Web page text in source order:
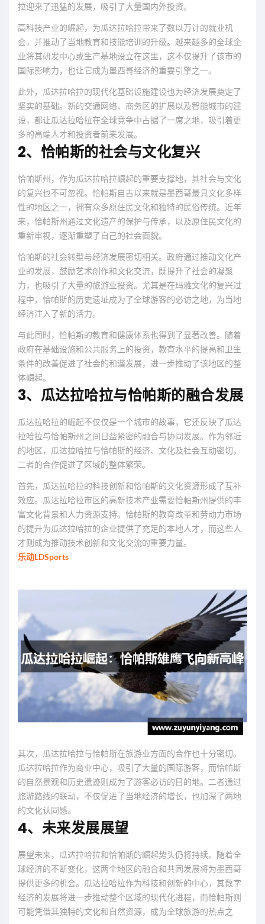
拉迎来了迅猛的发展，吸引了大量国内外投资。
高科技产业的崛起，为瓜达拉哈拉带来了数以万计的就业机
会，并推动了当地教育和技能培训的升级。越来越多的全球企
业将其研发中心或生产基地设立在这里，这不仅提升了该市的
国际影响力，也让它成为墨西哥经济的重要引擎之一。
此外，瓜达拉哈拉的现代化基础设施建设也为经济发展奠定了
坚实的基础。新的交通网络、商务区的扩展以及智能城市的建
设，都让瓜达拉哈拉在全球竞争中占据了一席之地，吸引着更
多的高端人才和投资者前来发展。
2、恰帕斯的社会与文化复兴
恰帕斯州，作为瓜达拉哈拉崛起的重要支撑地，其社会与文化
的复兴也不可忽视。恰帕斯自古以来就是墨西哥最具文化多样
性的地区之一，拥有众多原住民文化和独特的民俗传统。近年
来，恰帕斯州通过文化遗产的保护与传承，以及原住民文化的
重新审视，逐渐重塑了自己的社会面貌。
恰帕斯的社会转型与经济发展密切相关。政府通过推动文化产
业的发展，鼓励艺术创作和文化交流，既提升了社会的凝聚
力，也吸引了大量的旅游业投资。尤其是在玛雅文化的复兴过
程中，恰帕斯的历史遗址成为了全球游客的必访之地，为当地
经济注入了新的活力。
与此同时，恰帕斯的教育和健康体系也得到了显著改善。随着
政府在基础设施和公共服务上的投资，教育水平的提高和卫生
条件的改善促进了社会的和谐发展，进一步推动了该地区的整
体崛起。
3、瓜达拉哈拉与恰帕斯的融合发展
瓜达拉哈拉的崛起不仅仅是一个城市的故事，它还反映了瓜达
拉哈拉与恰帕斯州之间日益紧密的融合与协同发展。作为邻近
的地区，瓜达拉哈拉与恰帕斯的经济、文化及社会互动密切，
二者的合作促进了区域的整体繁荣。
首先，瓜达拉哈拉的科技创新和恰帕斯的文化资源形成了互补
效应。瓜达拉哈拉市区的高新技术产业需要恰帕斯州提供的丰
富文化背景和人力资源支持。恰帕斯的教育改革和劳动力市场
的提升为瓜达拉哈拉的企业提供了充足的本地人才，而这些人
才则成为推动技术创新和文化交流的重要力量。
乐动LDSports
其次，瓜达拉哈拉与恰帕斯在旅游业方面的合作也十分密切。
瓜达拉哈拉作为商业中心，吸引了大量的国际游客，而恰帕斯
的自然景观和历史遗迹则成为了游客必访的目的地。二者通过
旅游路线的联动，不仅促进了当地经济的增长，也加深了两地
的文化认同感。
4、未来发展展望
展望未来，瓜达拉哈拉和恰帕斯的崛起势头仍将持续。随着全
球经济的不断变化，这两个地区的融合和共同发展将为墨西哥
提供更多的机会。瓜达拉哈拉作为科技和创新的中心，其数字
经济的发展将进一步推动整个区域的现代化进程，而恰帕斯则
可能凭借其独特的文化和自然资源，成为全球旅游的热点之